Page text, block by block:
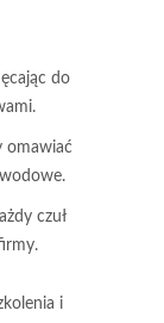
do
omawiać
czuł
i